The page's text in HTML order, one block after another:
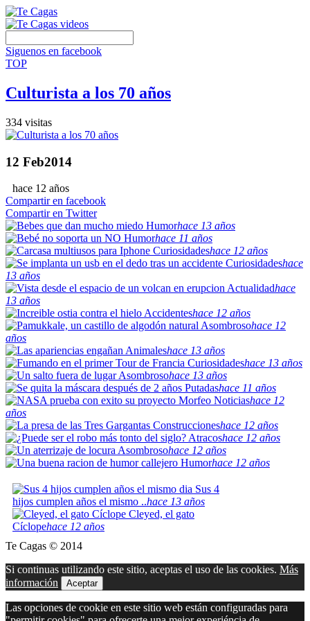
Siguenos en facebook
TOP
Culturista a los 70 años
334 visitas
12 Feb2014
hace 12 años
Compartir en facebook
Compartir en Twitter
Humorhace 13 años
Humorhace 11 años
Curiosidadeshace 12 años
Curiosidadeshace
13 años
Actualidadhace
13 años
Accidenteshace 12 años
Asombrosohace 12
años
Animaleshace 13 años
Curiosidadeshace 13 años
Asombrosohace 13 años
Putadashace 11 años
Noticiashace 12
años
Construccioneshace 12 años
Atracoshace 12 años
Asombrosohace 12 años
Humorhace 12 años
Sus 4
hijos cumplen años el mismo ..hace 13 años
Cleyed, el gato
Cíclopehace 12 años
Te Cagas © 2014
Si continuas utilizando este sitio, aceptas el uso de las cookies. Más
información
Aceptar
Las opciones de cookie en este sitio web están configuradas para